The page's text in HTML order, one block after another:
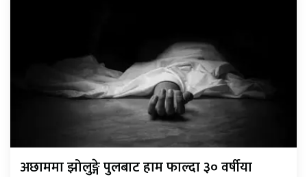
अछाममा झोलुङ्गे पुलबाट हाम फाल्दा ३० वर्षीया